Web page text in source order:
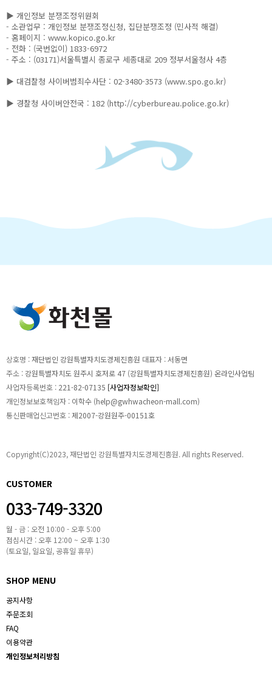
▶ 개인정보 분쟁조정위원회
- 소관업무 : 개인정보 분쟁조정신청, 집단분쟁조정 (민사적 해결)
- 홈페이지 : www.kopico.go.kr
- 전화 : (국번없이) 1833-6972
- 주소 : (03171)서울특별시 종로구 세종대로 209 정부서울청사 4층
▶ 대검찰청 사이버범죄수사단 : 02-3480-3573 (www.spo.go.kr)
▶ 경찰청 사이버안전국 : 182 (http://cyberbureau.police.go.kr)
상호명 :재단법인 강원특별자치도경제진흥원 대표자 :서동면
주소 :강원특별자치도 원주시 호저로 47 (강원특별자치도경제진흥원) 온라인사업팀
사업자등록번호 : 221-82-07135 [사업자정보확인]
개인정보보호책임자 : 이학수 (help@gwhwacheon-mall.com)
통신판매업신고번호 :제2007-강원원주-00151호
Copyright(C)2023, 재단법인 강원특별자치도경제진흥원. All rights Reserved.
CUSTOMER
033-749-3320
월 - 금 : 오전 10:00 - 오후 5:00
점심시간 : 오후 12:00 ~ 오후 1:30
(토요일, 일요일, 공휴일 휴무)
SHOP MENU
공지사항
주문조회
FAQ
이용약관
개인정보처리방침